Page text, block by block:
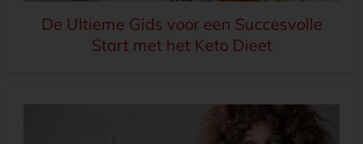
De Ultieme Gids voor een Succesvolle
Start met het Keto Dieet